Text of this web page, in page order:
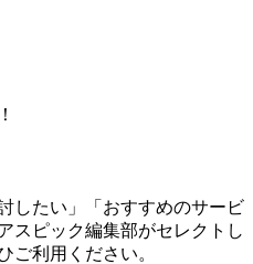
したい」「おすすめのサービ
スピック編集部がセレクトし
ご利用ください。